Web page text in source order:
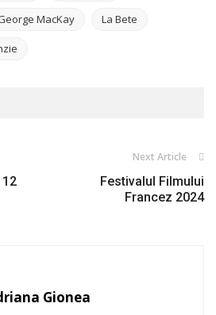
MacKay La Bete
Next Article
Festivalul Filmului
Francez 2024
Gionea